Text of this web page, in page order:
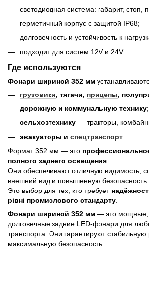
светодиодная система: габарит, стоп,
герметичный корпус с защитой IP68;
долговечность и устойчивость к
подходит для систем 12V и 24V.
Где используются
Фонари шириной 352 мм
грузовики, тягачи, прицепы,
дорожную и коммунальную технику;
сельхозтехнику — тракторы,
эвакуаторы и спецтранспорт
Формат 352 мм — это
полного заднего освещения.
Они обеспечивают отличную видимость,
внешний вид и повышенную безопасность.
Это выбор для тех, кто требует
рівні промислового стандарту.
Фонари шириной 352 мм — это мощные,
долговечные задние LED-фонари для
транспорта. Они гарантируют стабильную
максимальную безопасность.